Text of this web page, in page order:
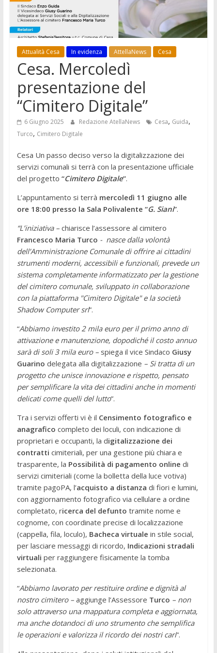
Attualità Cesa In evidenza AttellaNews Cesa
Cesa. Mercoledì
presentazione del
“Cimitero Digitale”
6 Giugno 2025 Redazione AtellaNews Cesa, Guida,
Turco, Cimitero Digitale
Cesa Un passo deciso verso la digitalizzazione dei
servizi comunali si terrà con la presentazione ufficiale
del progetto “Cimitero Digitale”.
L’appuntamento si terrà mercoledì 11 giugno alle
ore 18:00 presso la Sala Polivalente “G. Siani”.
“L’iniziativa – chiarisce l’assessore al cimitero
Francesco Maria Turco - nasce dalla volontà
dell’Amministrazione Comunale di offrire ai cittadini
strumenti moderni, accessibili e funzionali, prevede un
sistema completamente informatizzato per la gestione
del cimitero comunale, sviluppato in collaborazione
con la piattaforma "Cimitero Digitale" e la società
Shadow Computer srl”.
“Abbiamo investito 2 mila euro per il primo anno di
attivazione e manutenzione, dopodiché il costo annuo
sarà di soli 3 mila euro – spiega il vice Sindaco Giusy
Guarino delegata alla digitalizzazione – Si tratta di un
progetto che unisce innovazione e rispetto, pensato
per semplificare la vita dei cittadini anche in momenti
delicati come quelli del lutto”.
Tra i servizi offerti vi è il Censimento fotografico e
anagrafico completo dei loculi, con indicazione di
proprietari e occupanti, la digitalizzazione dei
contratti cimiteriali, per una gestione più chiara e
trasparente, la Possibilità di pagamento online di
servizi cimiteriali (come la bolletta della luce votiva)
tramite pagoPA, l’acquisto a distanza di fiori e lumini,
con aggiornamento fotografico via cellulare a ordine
completato, ricerca del defunto tramite nome e
cognome, con coordinate precise di localizzazione
(cappella, fila, loculo), Bacheca virtuale in stile social,
per lasciare messaggi di ricordo, Indicazioni stradali
virtuali per raggiungere fisicamente la tomba
selezionata.
“Abbiamo lavorato per restituire ordine e dignità al
nostro cimitero – aggiunge l’Assessore Turco – non
solo attraverso una mappatura completa e aggiornata,
ma anche dotandoci di uno strumento che semplifica
le operazioni e valorizza il ricordo dei nostri cari”.